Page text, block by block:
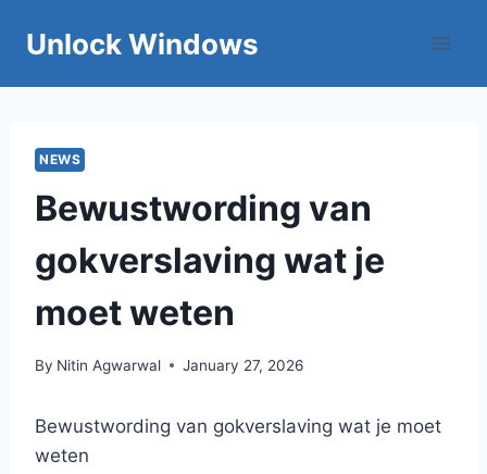
Unlock Windows
NEWS
Bewustwording van
gokverslaving wat je
moet weten
By Nitin Agwarwal January 27, 2026
Bewustwording van gokverslaving wat je moet
weten